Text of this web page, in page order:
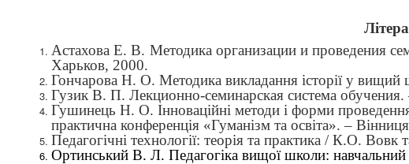
Астахова Е. В. Методика организации и проведения
Харьков, 2000.
Гончарова Н. О. Методика викладання історії у вищий
Гузик В. П. Лекционно-семинарская система
Гушинець Н. О. Інноваційні методи і форми
практична конференція «Гуманізм та освіта». –
Педагогічні технології: теорія та практика / К.О. Вовк
Ортинський В. Л. Педагогіка вищої школи: